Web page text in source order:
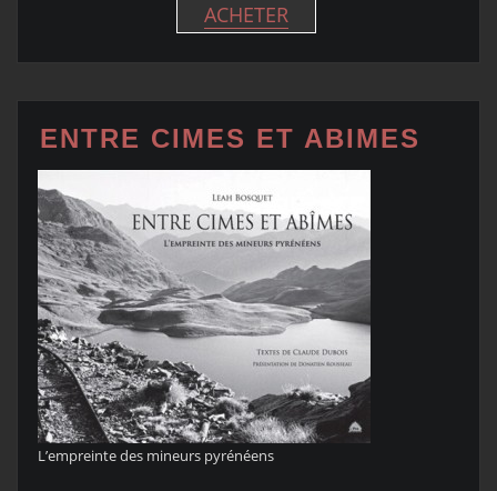
ACHETER
ENTRE CIMES ET ABIMES
L’empreinte des mineurs pyrénéens